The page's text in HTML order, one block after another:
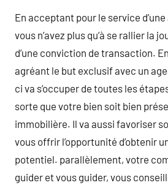
En acceptant pour le service
vous n’avez plus qu’à se rallier la
d’une conviction de transaction.
agréant le but exclusif avec un
ci va s’occuper de toutes les
sorte que votre bien soit bien
immobilière. Il va aussi favoriser
vous offrir l’opportunité d’obtenir
potentiel. parallèlement, votre
guider et vous guider, vous